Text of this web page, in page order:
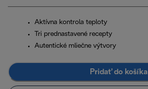
Aktívna kontrola teploty
Tri prednastavené recepty
Autentické mliečne výtvory
Pridať do košíka